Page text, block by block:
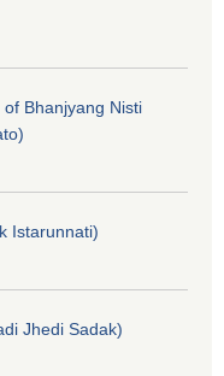
Bhanjyang Nisti
Istarunnati)
Jhedi Sadak)